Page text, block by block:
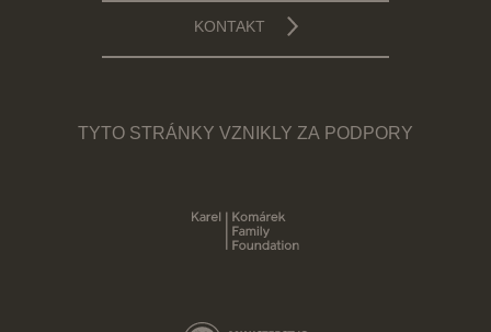
KONTAKT
TYTO STRÁNKY VZNIKLY ZA PODPORY